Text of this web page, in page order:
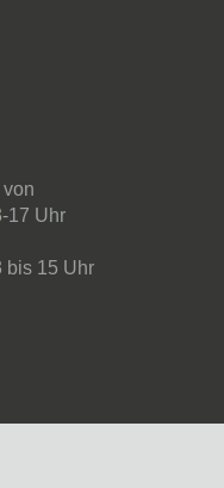
17 Uhr
bis 15 Uhr